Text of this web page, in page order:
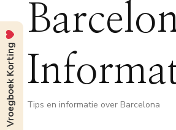
Tips en informatie over Barcelona
Vroegboek Korting